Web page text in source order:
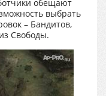
обещают
выбрать
– Бандитов,
Свободы.